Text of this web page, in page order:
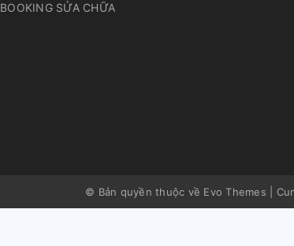
BOOKING SỬA CHỮA
© Bản quyền thuộc về Evo Themes